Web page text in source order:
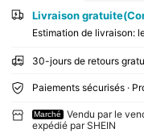
Livraison
Estimation de livraison:
30-jours de retours
Paiements sécurisés ·
Marché
Vendu par le
expédié par SHEIN